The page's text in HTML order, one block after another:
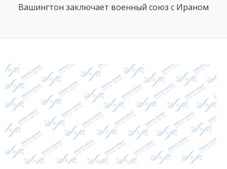
Вашингтон заключает военный союз с Ираном